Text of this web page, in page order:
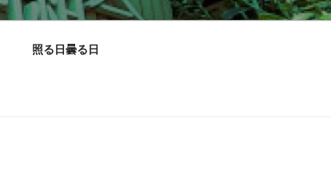
照る日曇る日